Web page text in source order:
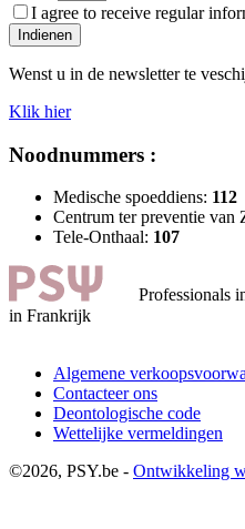
I agree to receive regular
Indienen
Wenst u in de newsletter te
Klik hier
Noodnummers :
Medische spoeddiens: 112
Centrum ter preventie van
Tele-Onthaal: 107
Professionals
in Frankrijk
Algemene
Contacteer ons
Deontologische code
Wettelijke vermeldingen
©2026, PSY.be - Ontwikkeling